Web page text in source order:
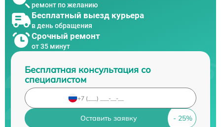
ремонт по желанию
Бесплатный выезд курьера
в день обращения
Срочный ремонт
от 35 минут
Бесплатная консультация со
специалистом
Оставить заявку